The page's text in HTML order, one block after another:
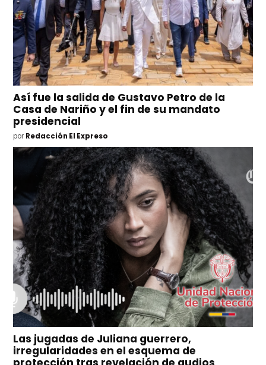
Así fue la salida de Gustavo Petro de la
Casa de Nariño y el fin de su mandato
presidencial
por Redacción El Expreso
Las jugadas de Juliana guerrero,
irregularidades en el esquema de